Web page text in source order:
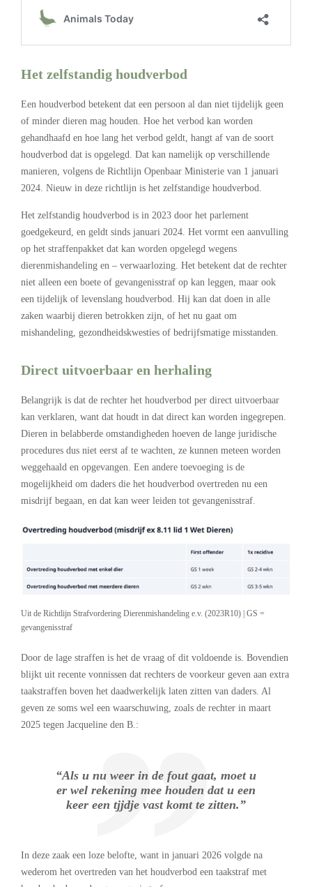
Het zelfstandig houdverbod
Een houdverbod betekent dat een persoon al dan niet tijdelijk geen
of minder dieren mag houden. Hoe het verbod kan worden
gehandhaafd en hoe lang het verbod geldt, hangt af van de soort
houdverbod dat is opgelegd. Dat kan namelijk op verschillende
manieren, volgens de Richtlijn Openbaar Ministerie van 1 januari
2024. Nieuw in deze richtlijn is het zelfstandige houdverbod.
Het zelfstandig houdverbod is in 2023 door het parlement
goedgekeurd, en geldt sinds januari 2024. Het vormt een aanvulling
op het straffenpakket dat kan worden opgelegd wegens
dierenmishandeling en – verwaarlozing. Het betekent dat de rechter
niet alleen een boete of gevangenisstraf op kan leggen, maar ook
een tijdelijk of levenslang houdverbod. Hij kan dat doen in alle
zaken waarbij dieren betrokken zijn, of het nu gaat om
mishandeling, gezondheidskwesties of bedrijfsmatige misstanden.
Direct uitvoerbaar en herhaling
Belangrijk is dat de rechter het houdverbod per direct uitvoerbaar
kan verklaren, want dat houdt in dat direct kan worden ingegrepen.
Dieren in belabberde omstandigheden hoeven de lange juridische
procedures dus niet eerst af te wachten, ze kunnen meteen worden
weggehaald en opgevangen. Een andere toevoeging is de
mogelijkheid om daders die het houdverbod overtreden nu een
misdrijf begaan, en dat kan weer leiden tot gevangenisstraf.
Uit de Richtlijn Strafvordering Dierenmishandeling e.v. (2023R10) | GS =
gevangenisstraf
Door de lage straffen is het de vraag of dit voldoende is. Bovendien
blijkt uit recente vonnissen dat rechters de voorkeur geven aan extra
taakstraffen boven het daadwerkelijk laten zitten van daders. Al
geven ze soms wel een waarschuwing, zoals de rechter in maart
2025 tegen Jacqueline den B.:
“Als u nu weer in de fout gaat, moet u
er wel rekening mee houden dat u een
keer een tjjdje vast komt te zitten.”
In deze zaak een loze belofte, want in januari 2026 volgde na
wederom het overtreden van het houdverbod een taakstraf met